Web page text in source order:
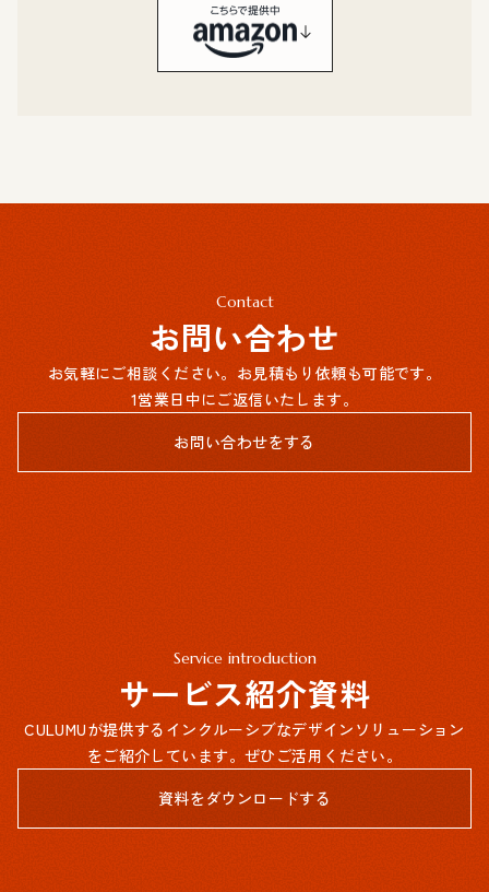
Contact
お問い合わせ
お気軽にご相談ください。お見積もり依頼も可能です。
1営業日中にご返信いたします。
お問い合わせをする
Service introduction
サービス紹介資料
CULUMUが提供するインクルーシブなデザインソリューション
をご紹介しています。ぜひご活用ください。
資料をダウンロードする